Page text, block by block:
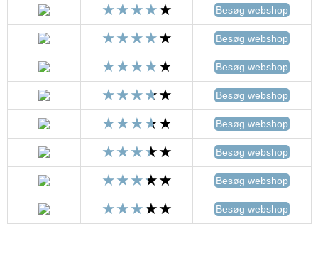
Besøg webshop
Besøg webshop
Besøg webshop
Besøg webshop
Besøg webshop
Besøg webshop
Besøg webshop
Besøg webshop